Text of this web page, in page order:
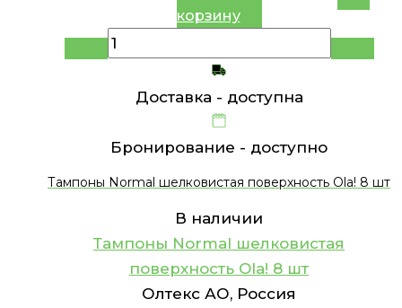
корзину
Доставка - доступна
Бронирование - доступно
Тампоны Normal шелковистая поверхность Ola! 8 шт
В наличии
Тампоны Normal шелковистая
поверхность Ola! 8 шт
Олтекс АО, Россия